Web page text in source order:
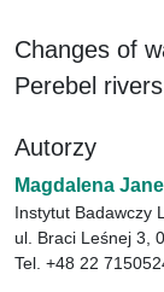
Changes of
Perebel
Autorzy
Magdalena
Instytut Badawczy
ul. Braci Leśnej 3,
Tel. +48 22